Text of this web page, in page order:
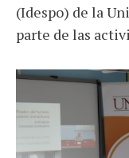
(Idespo) de la
parte de las